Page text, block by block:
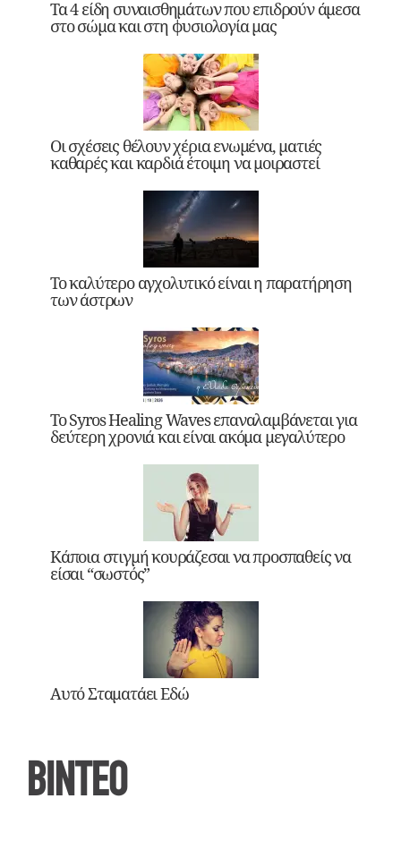
Τα 4 είδη συναισθημάτων που επιδρούν άμεσα
στο σώμα και στη φυσιολογία μας
Οι σχέσεις θέλουν χέρια ενωμένα, ματιές
καθαρές και καρδιά έτοιμη να μοιραστεί
Το καλύτερο αγχολυτικό είναι η παρατήρηση
των άστρων
Το Syros Healing Waves επαναλαμβάνεται για
δεύτερη χρονιά και είναι ακόμα μεγαλύτερο
Κάποια στιγμή κουράζεσαι να προσπαθείς να
είσαι “σωστός”
Αυτό Σταματάει Εδώ
ΒΙΝΤΕΟ